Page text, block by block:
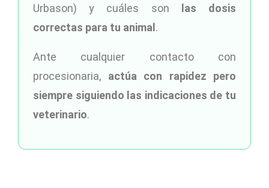
Urbason) y cuáles son
las dosis
correctas para tu animal .
Ante cualquier contacto con
procesionaria, actúa con rapidez pero
siempre siguiendo las indicaciones de tu
veterinario.